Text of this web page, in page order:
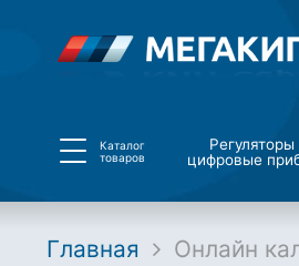
Каталог
товаров
Регуляторы
цифровые
Главная Онлайн